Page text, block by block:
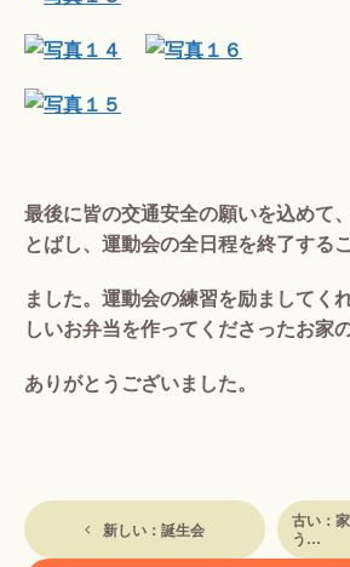
最後に皆の交通安全の願いを込めて
とばし、運動会の全日程を終了する
ました。運動会の練習を励ましてく
しいお弁当を作ってくださったお家の
ありがとうございました。
新しい：誕生会
古い：
う…